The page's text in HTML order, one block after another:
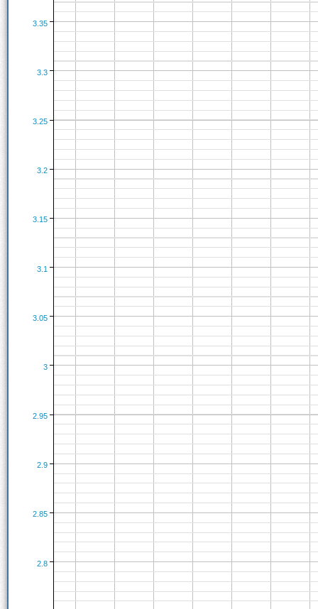
2.8
2.9
3
3.1
3.2
3.3
2.85
2.95
3.05
3.15
3.25
3.35